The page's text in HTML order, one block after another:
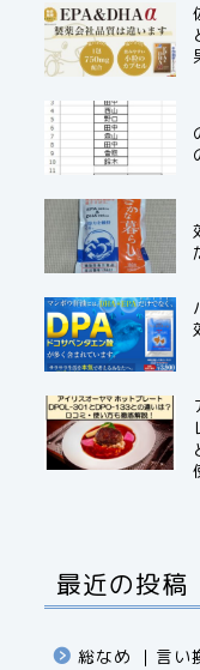
最近の投稿
総なめ ｜言い